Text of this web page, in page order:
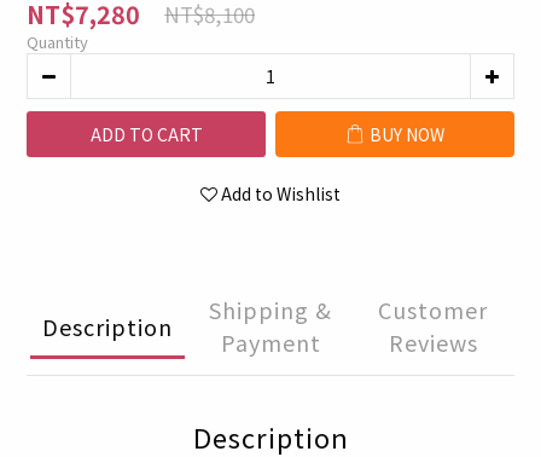
NT$7,280 NT$8,100
Quantity
ADD TO CART BUY NOW
Add to Wishlist
Description
Shipping &
Payment
Customer
Reviews
Description